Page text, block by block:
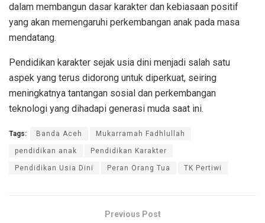
dalam membangun dasar karakter dan kebiasaan positif
yang akan memengaruhi perkembangan anak pada masa
mendatang.
Pendidikan karakter sejak usia dini menjadi salah satu
aspek yang terus didorong untuk diperkuat, seiring
meningkatnya tantangan sosial dan perkembangan
teknologi yang dihadapi generasi muda saat ini.
Tags: Banda Aceh Mukarramah Fadhlullah
pendidikan anak Pendidikan Karakter
Pendidikan Usia Dini Peran Orang Tua TK Pertiwi
Previous Post